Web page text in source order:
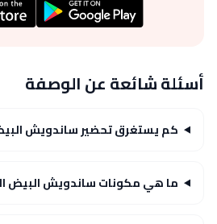
أسئلة شائعة عن الوصفة
كم يستغرق تحضير ساندويش
ما هي مكونات ساندويش البيض